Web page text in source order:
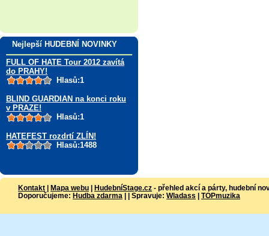
Nejlepší HUDEBNÍ NOVINKY
FULL OF HATE Tour 2012 zavítá
do PRAHY!
Hlasů:1
BLIND GUARDIAN na konci roku
v PRAZE!
Hlasů:1
HATEFEST rozdrtí ZLÍN!
Hlasů:1488
Kontakt | Mapa webu | HudebníStage.cz - přehled akcí a párty, hudební
Doporučujeme: Hudba zdarma | | Spravuje: Wladass | TOPmuzika